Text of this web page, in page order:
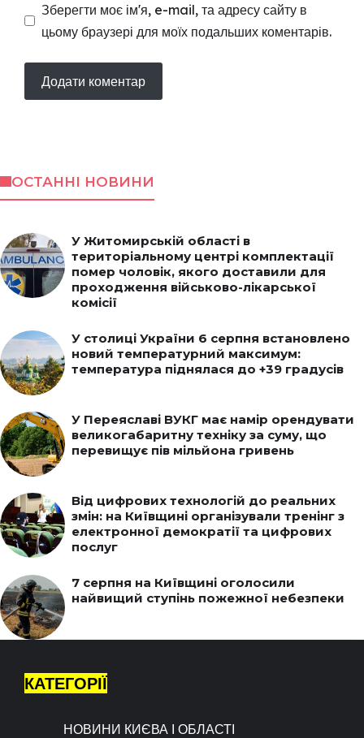
Зберегти моє ім'я, e-mail, та адресу сайту в
цьому браузері для моїх подальших коментарів.
ОСТАННІ НОВИНИ
У Житомирській області в
територіальному центрі комплектації
помер чоловік, якого доставили для
проходження військово-лікарської
комісії
У столиці України 6 серпня встановлено
новий температурний максимум:
температура піднялася до +39 градусів
У Переяславі ВУКГ має намір орендувати
великогабаритну техніку за суму, що
перевищує пів мільйона гривень
Від цифрових технологій до реальних
змін: на Київщині організували тренінг з
електронної демократії та цифрових
послуг
7 серпня на Київщині оголосили
найвищий ступінь пожежної небезпеки
КАТЕГОРІЇ
НОВИНИ КИЄВА І ОБЛАСТІ